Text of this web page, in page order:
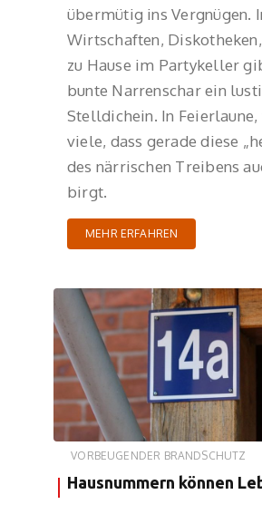
übermütig ins Vergnügen.
Wirtschaften,
zu Hause im Partykeller
bunte Narrenschar ein
Stelldichein. In Feierlaune,
viele, dass gerade diese
des närrischen Treibens
birgt.
MEHR ERFAHREN
VORBEUGENDER BRANDSCHUTZ
Hausnummern können